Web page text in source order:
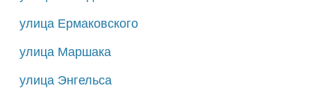
улица Ермаковского
улица Маршака
улица Энгельса